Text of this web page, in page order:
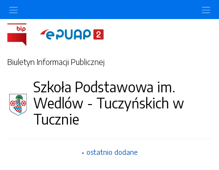
Biuletyn Informacji Publicznej
Szkoła Podstawowa im.
Wedlów - Tuczyńskich w
Tucznie
ostatnio dodane